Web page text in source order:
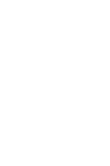
jederzeit einen
den Aufenthalt
Mietpreises
bzw. Kündigung
des Zugangs